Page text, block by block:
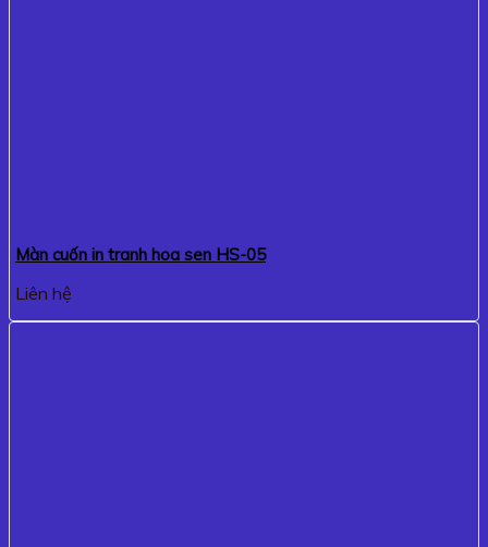
Màn cuốn in tranh hoa sen HS-05
Liên hệ